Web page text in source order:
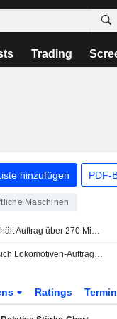
Trading
hinzufügen PDF-
Maschinen
ALSTOM S.A erhält Auftrag über 270 Mio. EUR für 25 zusätzliche X'Trapolis 2.0-Züge in Australien
Alstom sichert sich Lokomotiven-Auftrag über 270 Mio. EUR vom australischen Bundesstaat
Ratings